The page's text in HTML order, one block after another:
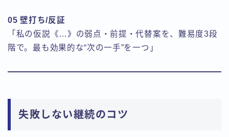
05 壁打ち/反証
「私の仮説《…》の弱点・前提・代替案を、難易度3段
階で。最も効果的な“次の一手”を一つ」
失敗しない継続のコツ